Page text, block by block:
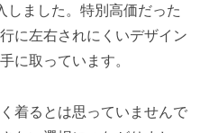
しました。特別高価だった
に左右されにくいデザイン
に取っています。
着るとは思っていませんで